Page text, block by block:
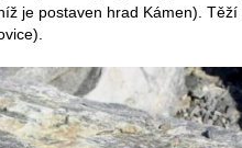
je postaven hrad Kámen).